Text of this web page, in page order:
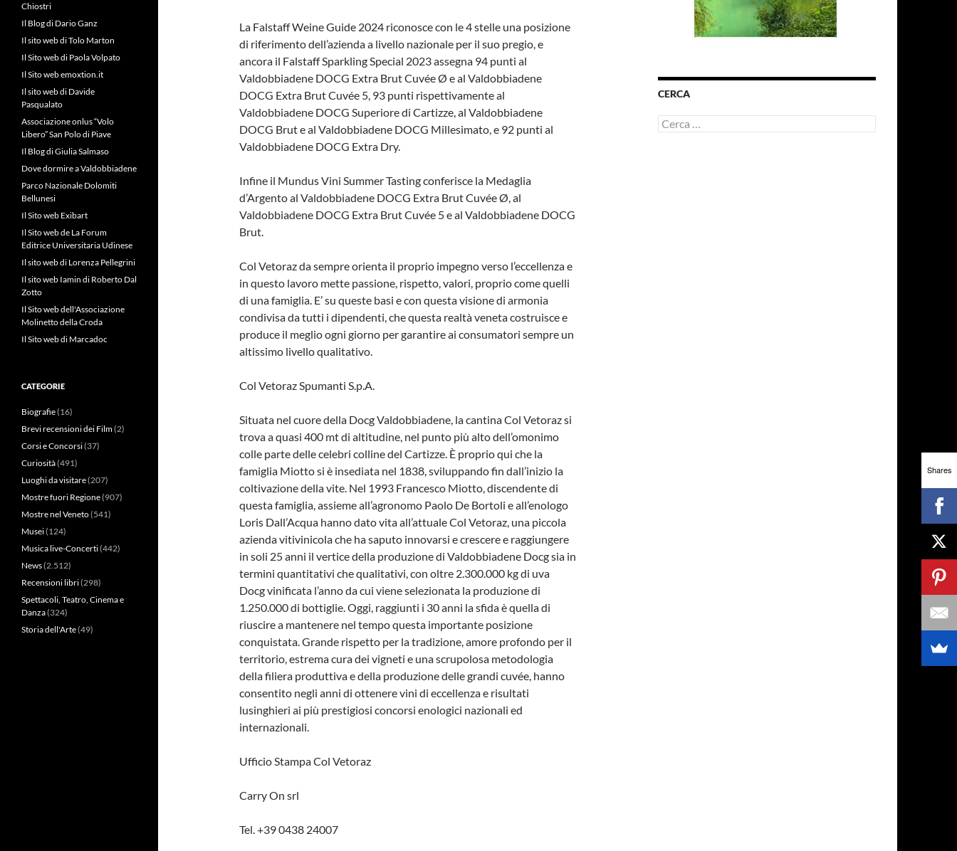
La Falstaff Weine Guide 2024 riconosce con le 4 stelle una posizione
di riferimento dell’azienda a livello nazionale per il suo pregio, e
ancora il Falstaff Sparkling Special 2023 assegna 94 punti al
Valdobbiadene DOCG Extra Brut Cuvée Ø e al Valdobbiadene
DOCG Extra Brut Cuvée 5, 93 punti rispettivamente al
Valdobbiadene DOCG Superiore di Cartizze, al Valdobbiadene
DOCG Brut e al Valdobbiadene DOCG Millesimato, e 92 punti al
Valdobbiadene DOCG Extra Dry.
Infine il Mundus Vini Summer Tasting conferisce la Medaglia
d’Argento al Valdobbiadene DOCG Extra Brut Cuvée Ø, al
Valdobbiadene DOCG Extra Brut Cuvée 5 e al Valdobbiadene DOCG
Brut.
Col Vetoraz da sempre orienta il proprio impegno verso l’eccellenza e
in questo lavoro mette passione, rispetto, valori, proprio come quelli
di una famiglia. E’ su queste basi e con questa visione di armonia
condivisa da tutti i dipendenti, che questa realtà veneta costruisce e
produce il meglio ogni giorno per garantire ai consumatori sempre un
altissimo livello qualitativo.
Col Vetoraz Spumanti S.p.A.
Situata nel cuore della Docg Valdobbiadene, la cantina Col Vetoraz si
trova a quasi 400 mt di altitudine, nel punto più alto dell’omonimo
colle parte delle celebri colline del Cartizze. È proprio qui che la
famiglia Miotto si è insediata nel 1838, sviluppando fin dall’inizio la
coltivazione della vite. Nel 1993 Francesco Miotto, discendente di
questa famiglia, assieme all’agronomo Paolo De Bortoli e all’enologo
Loris Dall’Acqua hanno dato vita all’attuale Col Vetoraz, una piccola
azienda vitivinicola che ha saputo innovarsi e crescere e raggiungere
in soli 25 anni il vertice della produzione di Valdobbiadene Docg sia in
termini quantitativi che qualitativi, con oltre 2.300.000 kg di uva
Docg vinificata l’anno da cui viene selezionata la produzione di
1.250.000 di bottiglie. Oggi, raggiunti i 30 anni la sfida è quella di
riuscire a mantenere nel tempo questa importante posizione
conquistata. Grande rispetto per la tradizione, amore profondo per il
territorio, estrema cura dei vigneti e una scrupolosa metodologia
della filiera produttiva e della produzione delle grandi cuvée, hanno
consentito negli anni di ottenere vini di eccellenza e risultati
lusinghieri ai più prestigiosi concorsi enologici nazionali ed
internazionali.
Ufficio Stampa Col Vetoraz
Carry On srl
Tel. +39 0438 24007
CERCA
Ricerca
per:
Chiostri
Il Blog di Dario Ganz
Il sito web di Tolo Marton
Il Sito web di Paola Volpato
Il Sito web emoxtion.it
Il sito web di Davide
Pasqualato
Associazione onlus “Volo
Libero” San Polo di Piave
Il Blog di Giulia Salmaso
Dove dormire a Valdobbiadene
Parco Nazionale Dolomiti
Bellunesi
Il Sito web Exibart
Il Sito web de La Forum
Editrice Universitaria Udinese
Il sito web di Lorenza Pellegrini
Il sito web Iamin di Roberto Dal
Zotto
Il Sito web dell'Associazione
Molinetto della Croda
Il Sito web di Marcadoc
CATEGORIE
Biografie(16)
Brevi recensioni dei Film(2)
Corsi e Concorsi(37)
Curiosità(491)
Luoghi da visitare(207)
Mostre fuori Regione(907)
Mostre nel Veneto(541)
Musei(124)
Musica live-Concerti(442)
News(2.512)
Recensioni libri(298)
Spettacoli, Teatro, Cinema e
Danza(324)
Storia dell'Arte(49)
Shares